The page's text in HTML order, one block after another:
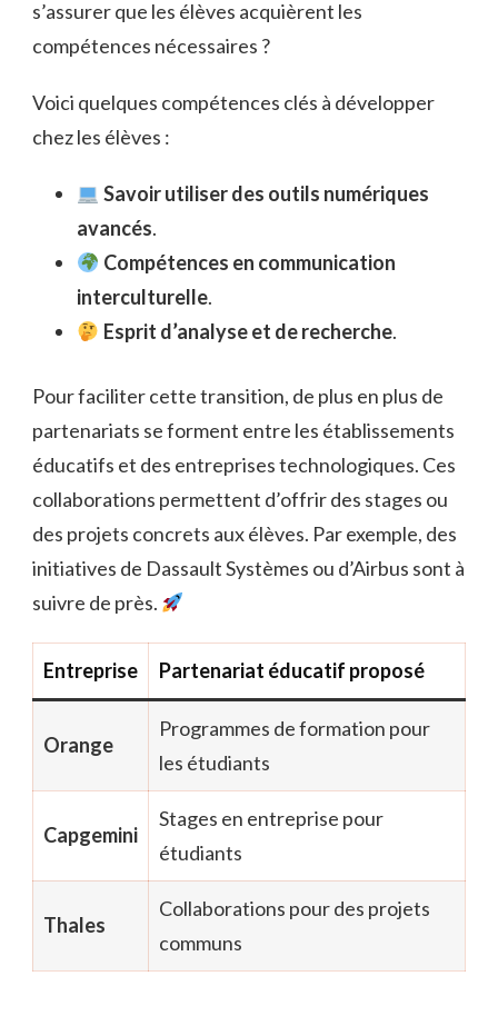
s’assurer que les élèves acquièrent les
compétences nécessaires ?
Voici quelques compétences clés à développer
chez les élèves :
Savoir utiliser des outils numériques
avancés.
Compétences en communication
interculturelle.
Esprit d’analyse et de recherche.
Pour faciliter cette transition, de plus en plus de
partenariats se forment entre les établissements
éducatifs et des entreprises technologiques. Ces
collaborations permettent d’offrir des stages ou
des projets concrets aux élèves. Par exemple, des
initiatives de Dassault Systèmes ou d’Airbus sont à
suivre de près.
Entreprise Partenariat éducatif proposé
Orange
Programmes de formation pour
les étudiants
Capgemini
Stages en entreprise pour
étudiants
Thales
Collaborations pour des projets
communs